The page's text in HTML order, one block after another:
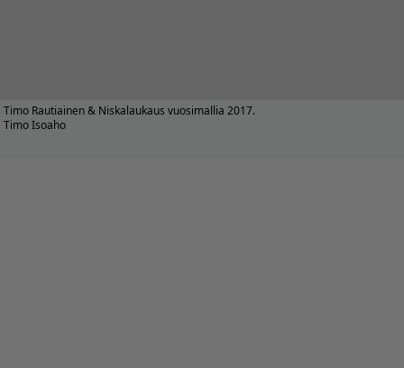
Timo Rautiainen & Niskalaukaus vuosimallia 2017.
Timo Isoaho